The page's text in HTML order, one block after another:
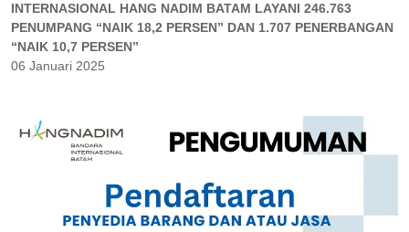
INTERNASIONAL HANG NADIM BATAM LAYANI 246.763
PENUMPANG “NAIK 18,2 PERSEN” DAN 1.707 PENERBANGAN
“NAIK 10,7 PERSEN”
06 Januari 2025